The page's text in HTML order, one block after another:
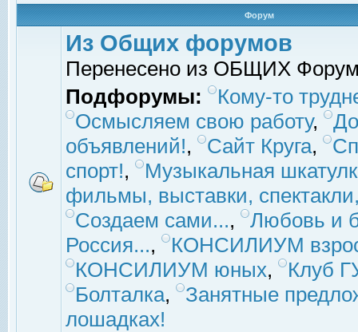
Форум
Из Общих форумов
Перенесено из ОБЩИХ
Подфорумы:
Кому-то
Осмысляем свою работу,
объявлений!, Сайт Круга,
спорт!,
Музыкальная
фильмы, выставки,
Создаем сами...,
Любовь и
Россия...,
КОНСИЛИУМ
КОНСИЛИУМ юных,
Клуб
Болталка,
Занятные
лошадках!